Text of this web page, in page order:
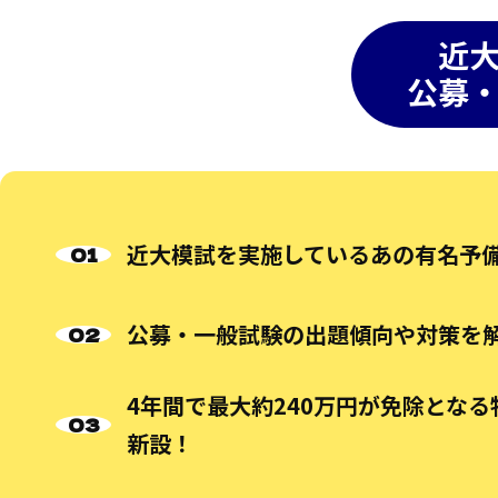
近
公募
近大模試を実施しているあの有名予
公募・一般試験の出題傾向や対策を
4年間で最大約240万円が免除とな
新設！